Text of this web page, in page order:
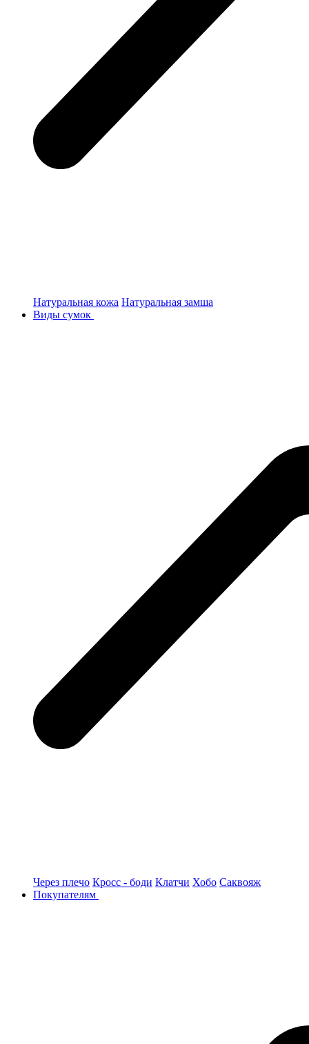
Натуральная кожа Натуральная замша
Виды сумок
Через плечо Кросс - боди Клатчи Хобо Саквояж
Покупателям